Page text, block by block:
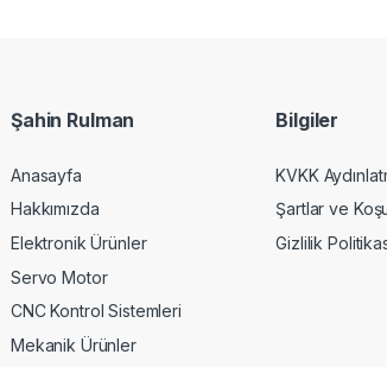
Şahin Rulman
Anasayfa
Hakkımızda
Elektronik Ürünler
Servo Motor
CNC Kontrol Sistemleri
Mekanik Ürünler
Bilgiler
KVKK
Şartlar ve
Gizlilik